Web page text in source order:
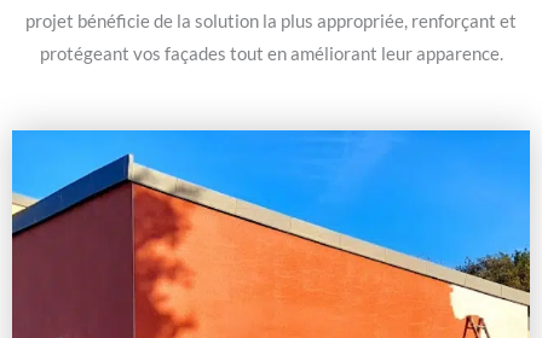
projet bénéficie de la solution la plus appropriée, renforçant et
protégeant vos façades tout en améliorant leur apparence.